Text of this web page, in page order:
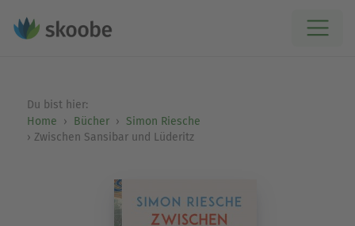
Du bist hier:
Home
Bücher
Simon Riesche
Zwischen Sansibar und Lüderitz